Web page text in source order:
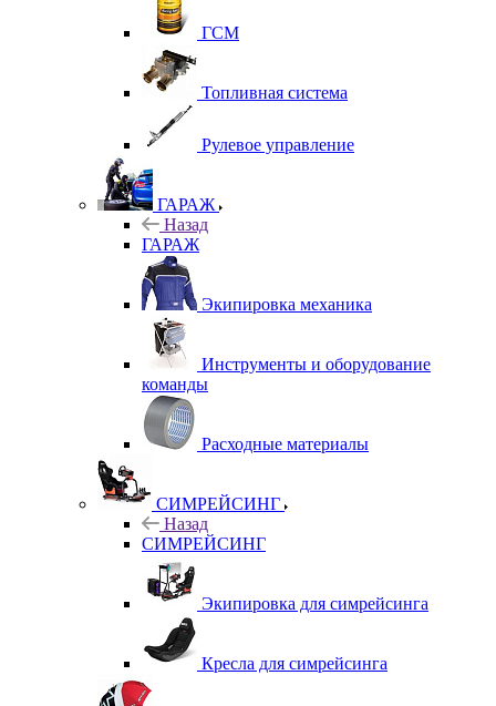
ГСМ
Топливная система
Рулевое управление
ГАРАЖ
Назад
ГАРАЖ
Экипировка механика
Инструменты и оборудование
команды
Расходные материалы
СИМРЕЙСИНГ
Назад
СИМРЕЙСИНГ
Экипировка для симрейсинга
Кресла для симрейсинга